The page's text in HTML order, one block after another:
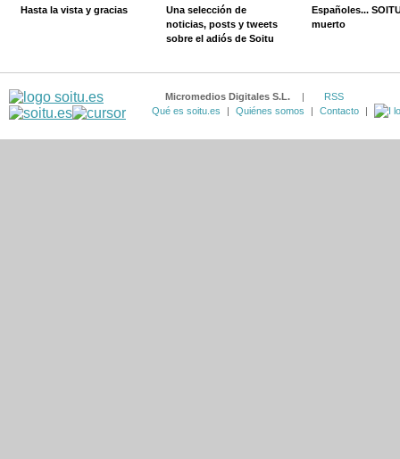
Hasta la vista y gracias
Una selección de
noticias, posts y tweets
sobre el adiós de Soitu
Españoles...
muerto
Micromedios Digitales S.L. |
RSS
Qué es soitu.es
| Quiénes somos | Contacto |